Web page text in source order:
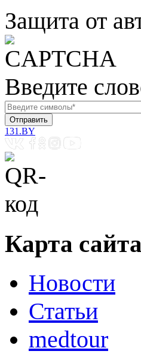
Защита от
Введите
131.BY
Карта сайта
Новости
Статьи
medtour